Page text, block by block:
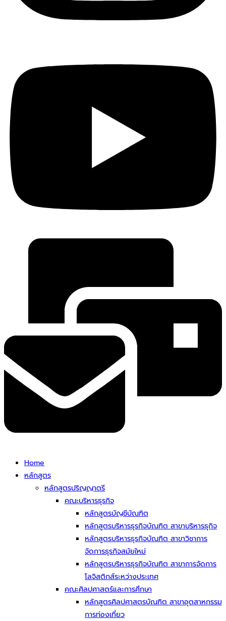
Home
หลักสูตร
หลักสูตรปริญญาตรี
คณะบริหารธุรกิจ
หลักสูตรบัญชีบัณฑิต
หลักสูตรบริหารธุรกิจบัณฑิต สาขาบริหารธุกิจ
หลักสูตรบริหารธุรกิจบัณฑิต สาขาวิชาการ
จัดการธุรกิจสมัยใหม่
หลักสูตรบริหารธุรกิจบัณฑิต สาขาการจัดการ
โลจิสติกส์ระหว่างประเทศ
คณะศิลปศาสตร์และการศึกษา
หลักสูตรศิลปศาสตรบัณฑิต สาขาอุตสาหกรรม
การท่องเที่ยว